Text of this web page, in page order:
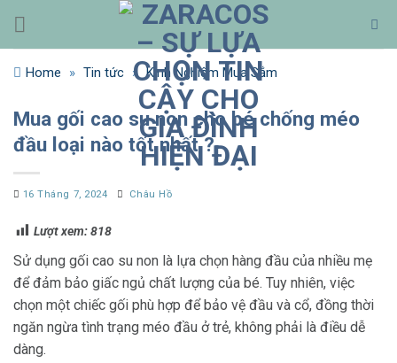
qua
nội
dungHome » Tin tức » Kinh Nghiệm Mua Sắm
Mua gối cao su non cho bé chống méo
đầu loại nào tốt nhất ?
16 Tháng 7, 2024 Châu Hồ
Lượt xem:818
Sử dụng gối cao su non là lựa chọn hàng đầu của nhiều mẹ
để đảm bảo giấc ngủ chất lượng của bé. Tuy nhiên, việc
chọn một chiếc gối phù hợp để bảo vệ đầu và cổ, đồng thời
ngăn ngừa tình trạng méo đầu ở trẻ, không phải là điều dễ
dàng.